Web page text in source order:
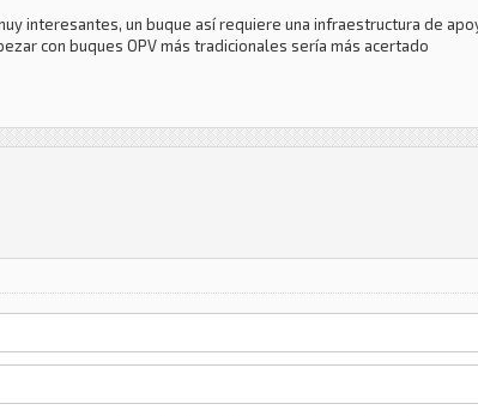
interesantes, un buque así requiere una infraestructura de
con buques OPV más tradicionales sería más acertado